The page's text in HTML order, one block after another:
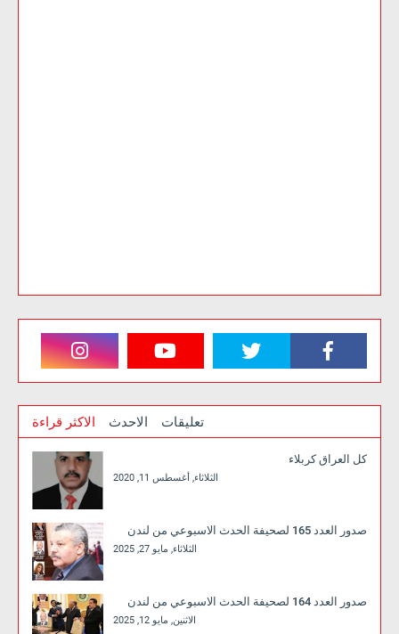
الاكثر قراءة الاحدث تعليقات
كل العراق كربلاء
الثلاثاء, أغسطس 11, 2020
صدور العدد 165 لصحيفة الحدث الاسبوعي من لندن
الثلاثاء, مايو 27, 2025
صدور العدد 164 لصحيفة الحدث الاسبوعي من لندن
الاثنين, مايو 12, 2025